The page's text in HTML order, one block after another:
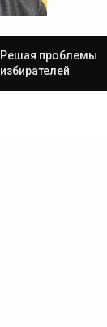
Решая проблемы
избирателей